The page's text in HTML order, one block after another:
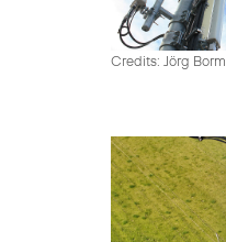
Credits: Jörg Borm